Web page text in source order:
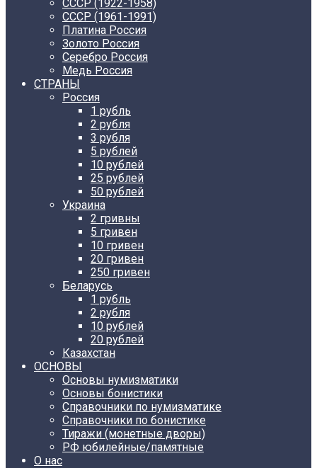
СССР (1922-1958)
CCCР (1961-1991)
Платина Россия
Золото Россия
Серебро Россия
Медь Россия
СТРАНЫ
Россия
1 рубль
2 рубля
3 рубля
5 рублей
10 рублей
25 рублей
50 рублей
Украина
2 гривны
5 гривен
10 гривен
20 гривен
250 гривен
Беларусь
1 рубль
2 рубля
10 рублей
20 рублей
Казахстан
ОСНОВЫ
Основы нумизматики
Основы бонистики
Справочники по нумизматике
Справочники по бонистике
Тиражи (монетные дворы)
РФ юбилейные/памятные
О нас